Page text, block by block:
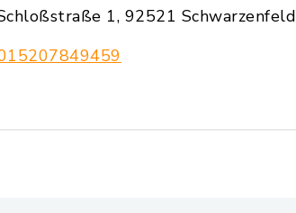
1, 92521 Schwarzenfeld